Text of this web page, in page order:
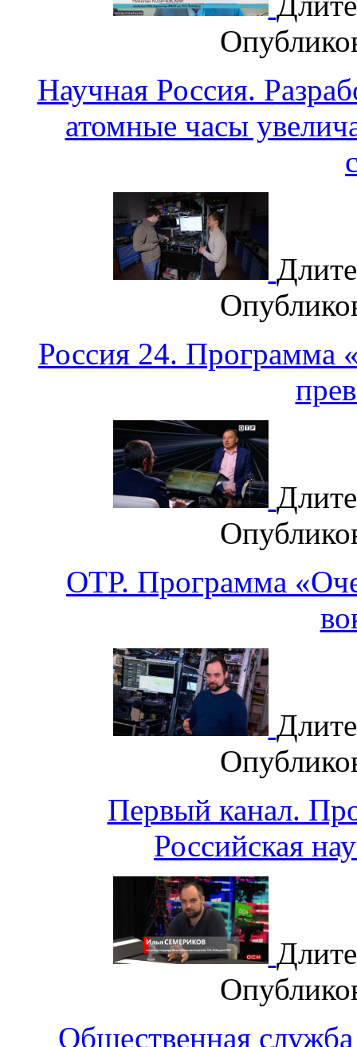
Научная Россия.
атомные часы
Россия 24. Программа
ОТР. Программа
Первый канал.
Российская
Общественная